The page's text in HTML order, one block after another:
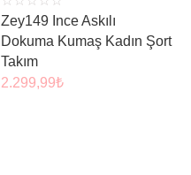
Zey149 Ince Askılı
Dokuma Kumaş Kadın Şort
Takım
2.299,99₺